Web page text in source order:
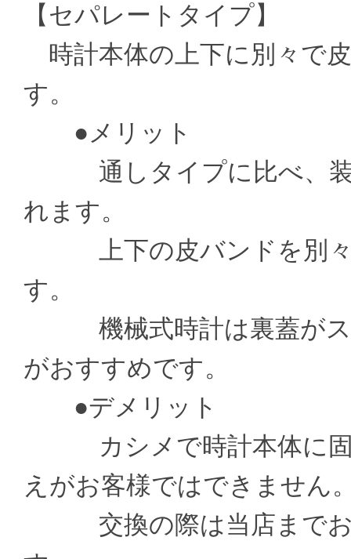
【セパレートタイプ】
時計本体の上下に別々で
す。
●メリット
通しタイプに比べ、装
れます。
上下の皮バンドを別々
す。
機械式時計は裏蓋がス
がおすすめです。
●デメリット
カシメで時計本体に固
えがお客様ではできません
交換の際は当店までお